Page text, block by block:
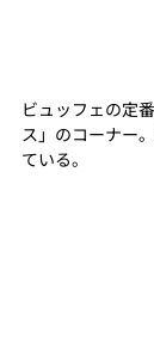
ビュッフェの定
ス」のコーナー
ている。